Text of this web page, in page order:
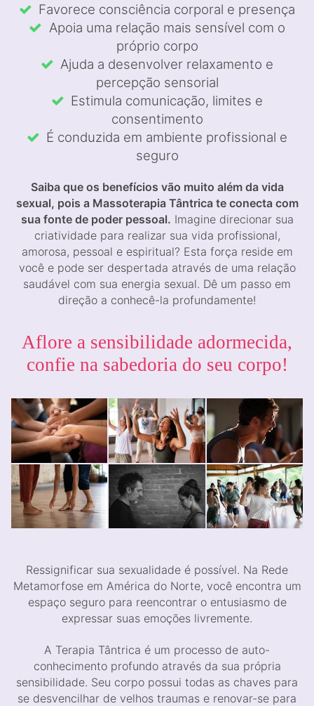
Favorece consciência corporal e presença
Apoia uma relação mais sensível com o
próprio corpo
Ajuda a desenvolver relaxamento e
percepção sensorial
Estimula comunicação, limites e
consentimento
É conduzida em ambiente profissional e
seguro
Saiba que os benefícios vão muito além da vida
sexual, pois a Massoterapia Tântrica te conecta com
sua fonte de poder pessoal. Imagine direcionar sua
criatividade para realizar sua vida profissional,
amorosa, pessoal e espiritual? Esta força reside em
você e pode ser despertada através de uma relação
saudável com sua energia sexual. Dê um passo em
direção a conhecê-la profundamente!
Aflore a sensibilidade adormecida,
confie na sabedoria do seu corpo!
Ressignificar sua sexualidade é possível. Na Rede
Metamorfose em América do Norte, você encontra um
espaço seguro para reencontrar o entusiasmo de
expressar suas emoções livremente.
A Terapia Tântrica é um processo de auto-
conhecimento profundo através da sua própria
sensibilidade. Seu corpo possui todas as chaves para
se desvencilhar de velhos traumas e renovar-se para